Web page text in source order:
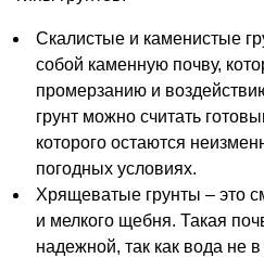
Скалистые и каменистые
собой каменную почву,
промерзанию и
грунт можно считать
которого остаются
погодных условиях.
Хрящеватые грунты – это
и мелкого щебня. Такая
надежной, так как вода не